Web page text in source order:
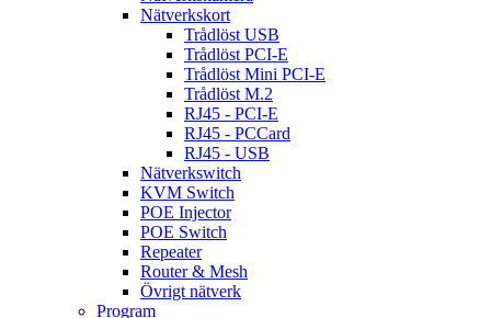
Nätverkskort
Trådlöst USB
Trådlöst PCI-E
Trådlöst Mini PCI-E
Trådlöst M.2
RJ45 - PCI-E
RJ45 - PCCard
RJ45 - USB
Nätverkswitch
KVM Switch
POE Injector
POE Switch
Repeater
Router & Mesh
Övrigt nätverk
Program